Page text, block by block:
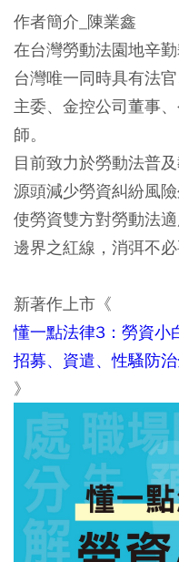
作者簡介_陳業鑫
在台灣勞動法園地辛勤
台灣唯一同時具有法
主委、金控公司董事
師。
目前致力於勞動法普
源頭減少勞資糾紛風
使勞資雙方對勞動法
邊界之紅線，消弭不必
新著作上市《
懂一點法律3：勞資小
招募、資遣、性騷防
》